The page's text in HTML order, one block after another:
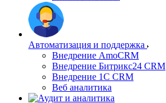
Автоматизация и поддержка
Внедрение AmoCRM
Внедрение Битрикс24 CRM
Внедрение 1C CRM
Веб аналитика